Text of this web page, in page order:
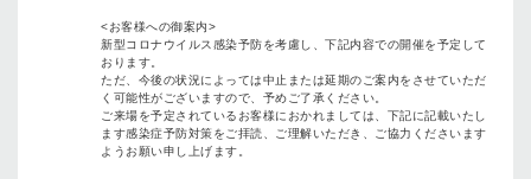
<お客様への御案内>
新型コロナウイルス感染予防を考慮し、下記内容での開催を予定して
おります。
ただ、今後の状況によっては中止または延期のご案内をさせていただ
く可能性がございますので、予めご了承ください。
ご来場を予定されているお客様におかれましては、下記に記載いたし
ます感染症予防対策をご拝読、ご理解いただき、ご協力くださいます
ようお願い申し上げます。